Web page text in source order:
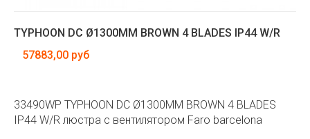
TYPHOON DC Ø1300MM BROWN 4 BLADES IP44 W/R
57883,00 руб
33490WP TYPHOON DC Ø1300MM BROWN 4 BLADES
IP44 W/R люстра с вентилятором Faro barcelona